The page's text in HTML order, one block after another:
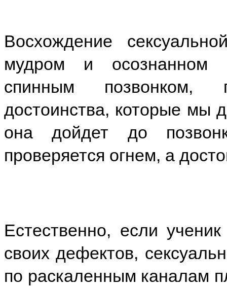
Восхождение
мудром и осознанном
спинным позвонком,
достоинства, которые мы
она дойдет до
проверяется огнем, а
Естественно, если
своих дефектов,
по раскаленным каналам